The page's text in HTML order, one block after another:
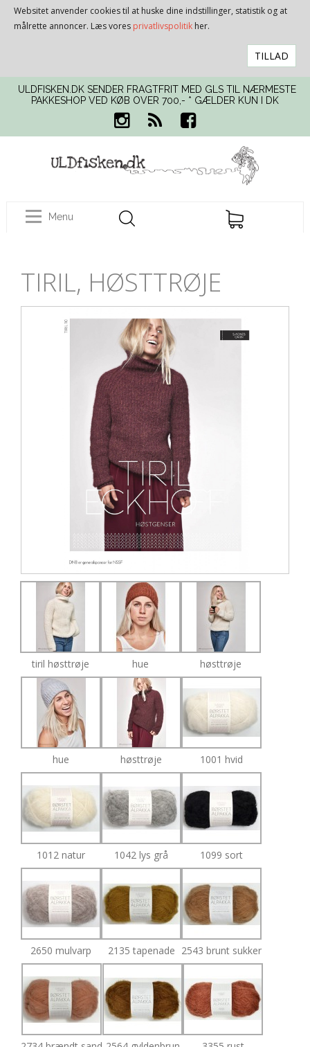
Websitet anvender cookies til at huske dine indstillinger, statistik og at
målrette annoncer. Læs vores privatlivspolitik her.
TILLAD
ULDFISKEN.DK SENDER FRAGTFRIT MED GLS TIL NÆRMESTE
PAKKESHOP VED KØB OVER 700,- * GÆLDER KUN I DK
Menu
TIRIL, HØSTTRØJE
tiril høsttrøje hue høsttrøje
hue høsttrøje 1001 hvid
1012 natur 1042 lys grå 1099 sort
2650 mulvarp 2135 tapenade 2543 brunt sukker